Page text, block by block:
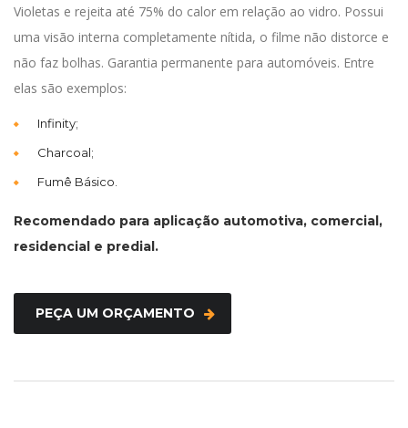
Violetas e rejeita até 75% do calor em relação ao vidro. Possui
uma visão interna completamente nítida, o filme não distorce e
não faz bolhas. Garantia permanente para automóveis. Entre
elas são exemplos:
Infinity;
Charcoal;
Fumê Básico.
Recomendado para aplicação automotiva, comercial,
residencial e predial.
PEÇA UM ORÇAMENTO